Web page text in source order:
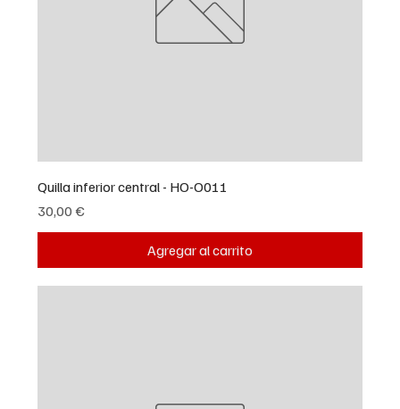
Quilla inferior central - HO-O011
Precio
30,00 €
Agregar al carrito